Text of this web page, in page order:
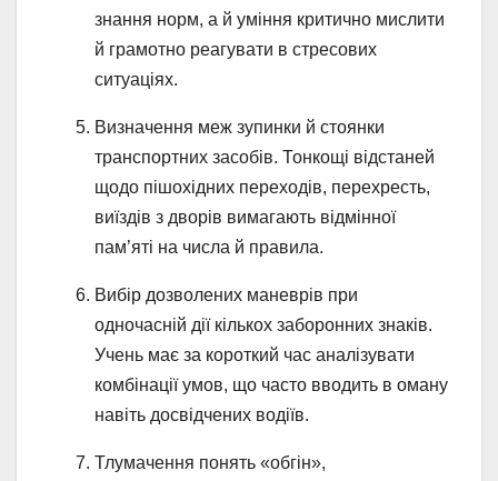
знання норм, а й уміння критично мислити
й грамотно реагувати в стресових
ситуаціях.
Визначення меж зупинки й стоянки
транспортних засобів. Тонкощі відстаней
щодо пішохідних переходів, перехресть,
виїздів з дворів вимагають відмінної
пам’яті на числа й правила.
Вибір дозволених маневрів при
одночасній дії кількох заборонних знаків.
Учень має за короткий час аналізувати
комбінації умов, що часто вводить в оману
навіть досвідчених водіїв.
Тлумачення понять «обгін»,